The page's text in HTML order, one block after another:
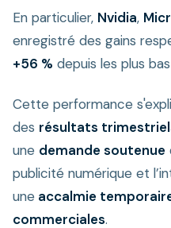
En particulier, Nvidia,
enregistré des gains
+56 % depuis les plus
Cette performance
des résultats
une demande soutenue
publicité numérique et
une accalmie
commerciales.